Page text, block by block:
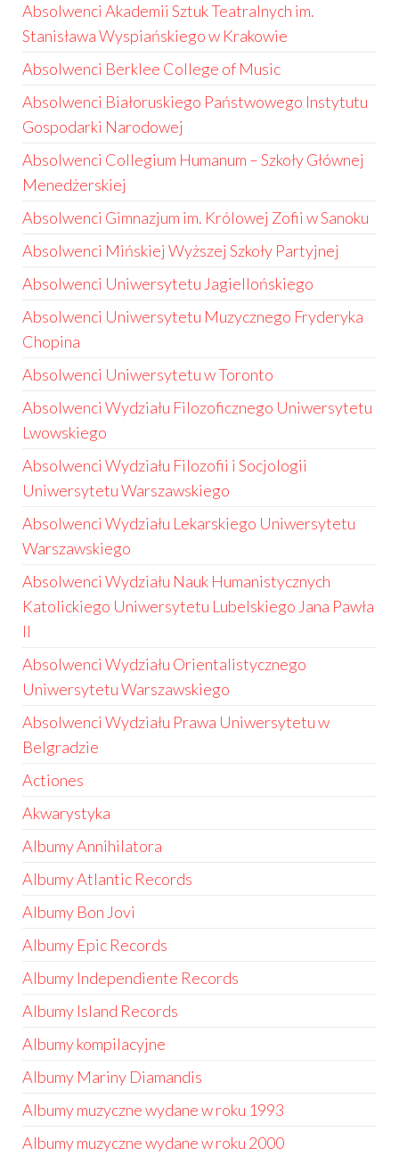
Absolwenci Akademii Sztuk Teatralnych im.
Stanisława Wyspiańskiego w Krakowie
Absolwenci Berklee College of Music
Absolwenci Białoruskiego Państwowego Instytutu
Gospodarki Narodowej
Absolwenci Collegium Humanum – Szkoły Głównej
Menedżerskiej
Absolwenci Gimnazjum im. Królowej Zofii w Sanoku
Absolwenci Mińskiej Wyższej Szkoły Partyjnej
Absolwenci Uniwersytetu Jagiellońskiego
Absolwenci Uniwersytetu Muzycznego Fryderyka
Chopina
Absolwenci Uniwersytetu w Toronto
Absolwenci Wydziału Filozoficznego Uniwersytetu
Lwowskiego
Absolwenci Wydziału Filozofii i Socjologii
Uniwersytetu Warszawskiego
Absolwenci Wydziału Lekarskiego Uniwersytetu
Warszawskiego
Absolwenci Wydziału Nauk Humanistycznych
Katolickiego Uniwersytetu Lubelskiego Jana Pawła
II
Absolwenci Wydziału Orientalistycznego
Uniwersytetu Warszawskiego
Absolwenci Wydziału Prawa Uniwersytetu w
Belgradzie
Actiones
Akwarystyka
Albumy Annihilatora
Albumy Atlantic Records
Albumy Bon Jovi
Albumy Epic Records
Albumy Independiente Records
Albumy Island Records
Albumy kompilacyjne
Albumy Mariny Diamandis
Albumy muzyczne wydane w roku 1993
Albumy muzyczne wydane w roku 2000